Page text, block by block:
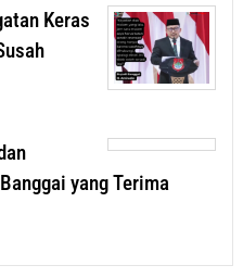
Keras
yang Terima